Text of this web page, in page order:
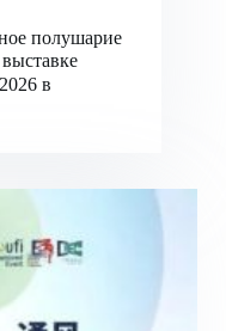
полушарие
в